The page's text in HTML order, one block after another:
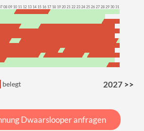
08 09 10 11 12 13 14 15 16 17 18 19 20 21 22 23 24 25 26 27 28 29 30 31
belegt 2027 >>
Dwaarslooper anfragen